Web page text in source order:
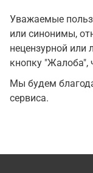
Уважаемые
или синонимы,
нецензурной или
кнопку "Жалоба",
Мы будем
сервиса.